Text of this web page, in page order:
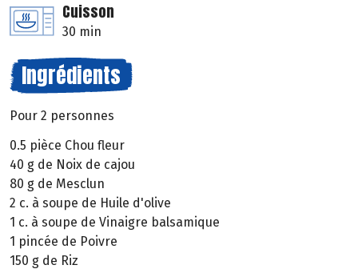
Cuisson
30 min
Ingrédients
Pour 2 personnes
0.5 pièce Chou fleur
40 g de Noix de cajou
80 g de Mesclun
2 c. à soupe de Huile d'olive
1 c. à soupe de Vinaigre balsamique
1 pincée de Poivre
150 g de Riz